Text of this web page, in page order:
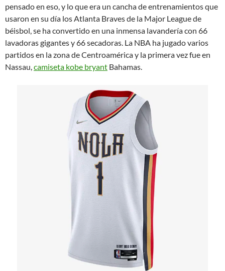
pensado en eso, y lo que era un cancha de entrenamientos que
usaron en su día los Atlanta Braves de la Major League de
béisbol, se ha convertido en una inmensa lavandería con 66
lavadoras gigantes y 66 secadoras. La NBA ha jugado varios
partidos en la zona de Centroamérica y la primera vez fue en
Nassau,camiseta kobe bryant Bahamas.